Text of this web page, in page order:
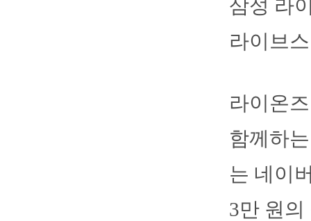
삼성 라
라이브
라이온
함께하
는 네이
3만 원의